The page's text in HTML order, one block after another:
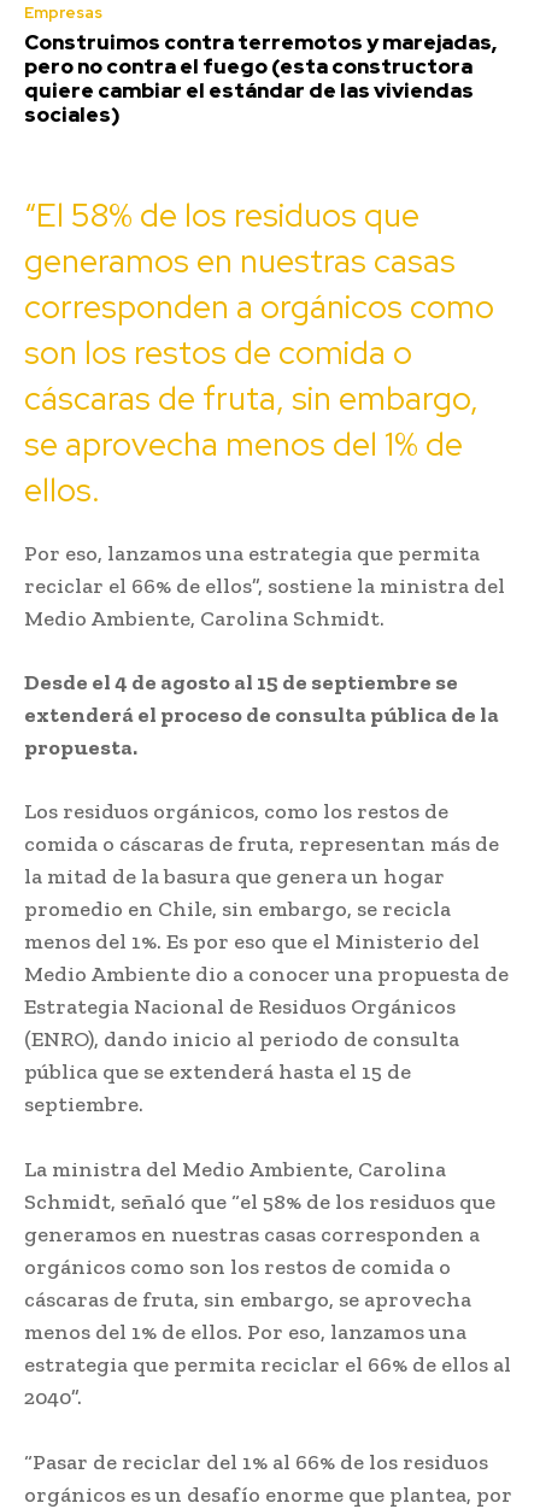
Empresas
Construimos contra terremotos y marejadas,
pero no contra el fuego (esta constructora
quiere cambiar el estándar de las viviendas
sociales)
“El 58% de los residuos que
generamos en nuestras casas
corresponden a orgánicos como
son los restos de comida o
cáscaras de fruta, sin embargo,
se aprovecha menos del 1% de
ellos.
Por eso, lanzamos una estrategia que permita
reciclar el 66% de ellos”, sostiene la ministra del
Medio Ambiente, Carolina Schmidt.
Desde el 4 de agosto al 15 de septiembre se
extenderá el proceso de consulta pública de la
propuesta.
Los residuos orgánicos, como los restos de
comida o cáscaras de fruta, representan más de
la mitad de la basura que genera un hogar
promedio en Chile, sin embargo, se recicla
menos del 1%. Es por eso que el Ministerio del
Medio Ambiente dio a conocer una propuesta de
Estrategia Nacional de Residuos Orgánicos
(ENRO), dando inicio al periodo de consulta
pública que se extenderá hasta el 15 de
septiembre.
La ministra del Medio Ambiente, Carolina
Schmidt, señaló que “el 58% de los residuos que
generamos en nuestras casas corresponden a
orgánicos como son los restos de comida o
cáscaras de fruta, sin embargo, se aprovecha
menos del 1% de ellos. Por eso, lanzamos una
estrategia que permita reciclar el 66% de ellos al
2040”.
“Pasar de reciclar del 1% al 66% de los residuos
orgánicos es un desafío enorme que plantea, por